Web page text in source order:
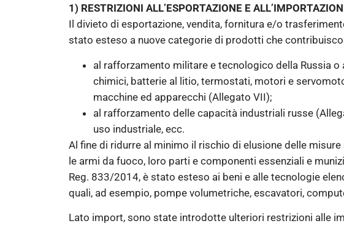
1) RESTRIZIONI ALL’ESPORTAZIONE E
Il divieto di esportazione, vendita, fornitura e/o
stato esteso a nuove categorie di prodotti che
al rafforzamento militare e tecnologico della Russia
chimici, batterie al litio, termostati, motori e
macchine ed apparecchi (Allegato VII);
al rafforzamento delle capacità industriali russe
uso industriale, ecc.
Al fine di ridurre al minimo il rischio di elusione delle
le armi da fuoco, loro parti e componenti essenziali e
Reg. 833/2014, è stato esteso ai beni e alle tecnologie
quali, ad esempio, pompe volumetriche, escavatori,
Lato import, sono state introdotte ulteriori restrizioni alle